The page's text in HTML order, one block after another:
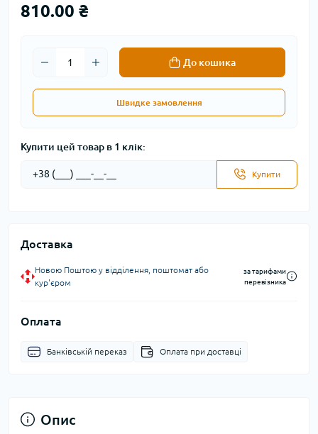
810.00 ₴
До кошика
Швидке замовлення
Купити цей товар в 1 клік:
Купити
Доставка
Новою Поштою у відділення, поштомат або
кур'єром
за тарифами
перевізника
Оплата
Банківській переказ Оплата при доставці
Опис